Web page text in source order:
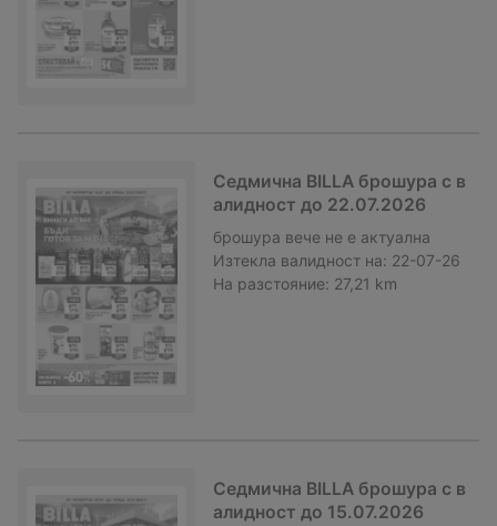
Седмична BILLA брошура с в
алидност до 22.07.2026
брошура вече не е актуална
Изтекла валидност на: 22-07-26
На разстояние: 27,21 km
Седмична BILLA брошура с в
алидност до 15.07.2026